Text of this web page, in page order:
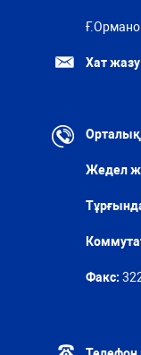
Хат жазу
Орталық
Жедел
Факс: